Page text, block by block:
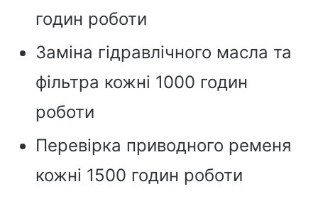
годин роботи
Заміна гідравлічного масла та
фільтра кожні 1000 годин
роботи
Перевірка приводного ременя
кожні 1500 годин роботи